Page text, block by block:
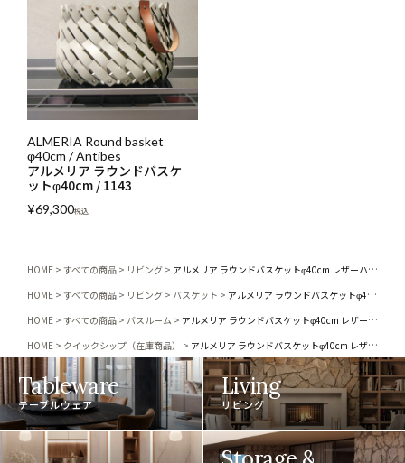
ALMERIA Round basket
φ40cm / Antibes
アルメリア ラウンドバスケ
ットφ40cm / 1143
¥69,300税込
HOME すべての商品 リビング
アルメリア ラウンドバスケットφ40cm レザーハンドル / 1143 / 国内在庫品
HOME
すべての商品 リビング バスケット
アルメリア ラウンドバスケットφ40cm レザーハンドル / 1143 / 国内在庫品
HOME
すべての商品 バスルーム
アルメリア ラウンドバスケットφ40cm レザーハンドル / 1143 / 国内在庫品
HOME
クイックシップ（在庫商品） アルメリア ラウンドバスケットφ40cm レザーハンドル / 1143 / 国内在庫品
Tableware
テーブルウェア
Living
リビング